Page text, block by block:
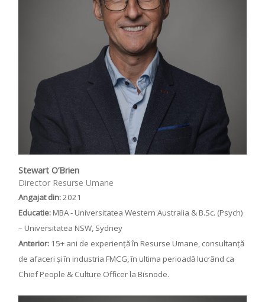
Stewart O’Brien
Director Resurse Umane
Angajat din:2021
Educatie:MBA - Universitatea Western Australia & B.Sc. (Psych)
– Universitatea NSW, Sydney
Anterior: 15+ ani de experiență în Resurse Umane, consultanță
de afaceri și în industria FMCG, în ultima perioadă lucrând ca
Chief People & Culture Officer la Bisnode.